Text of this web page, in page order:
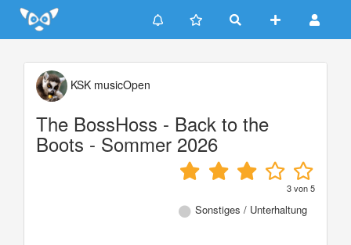
Update cookies preferences
KSK musicOpen
The BossHoss - Back to the
Boots - Sommer 2026
3von5
Sonstiges / Unterhaltung